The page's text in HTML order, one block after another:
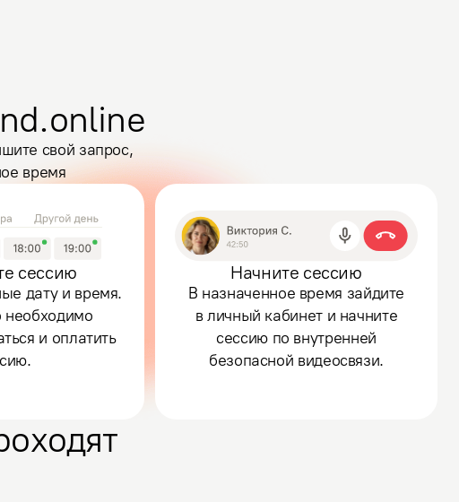
свой запрос,
время
сессию
дату и время.
необходимо
и оплатить
Начните сессию
В назначенное время зайдите
в личный кабинет и начните
сессию по внутренней
безопасной видеосвязи.